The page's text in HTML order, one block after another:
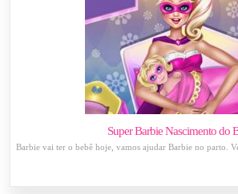
Super Barbie Nascimento do
Barbie vai ter o bebê hoje, vamos ajudar Barbie no parto.